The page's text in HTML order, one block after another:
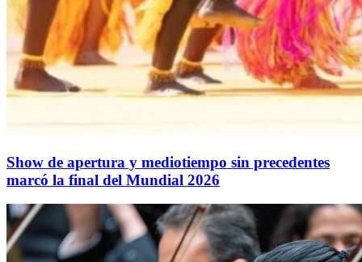
Show de apertura y mediotiempo sin precedentes
marcó la final del Mundial 2026